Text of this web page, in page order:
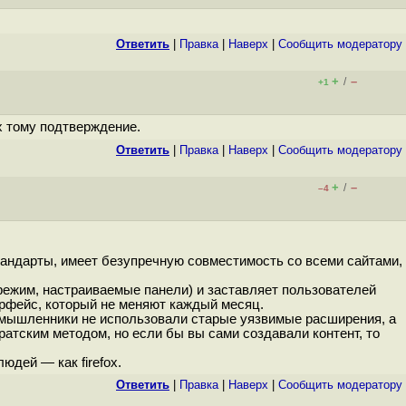
Ответить Правка| Наверх Cообщить модератору
+1 + / –
тому подтверждение.
Ответить Правка| Наверх Cообщить модератору
–4 + / –
имеет безупречную совместимость со всеми сайтами,
настраиваемые панели) и заставляет пользователей
который не меняют каждый месяц.
не использовали старые уязвимые расширения, а
методом, но если бы вы сами создавали контент, то
— как firefox.
Ответить Правка| Наверх Cообщить модератору